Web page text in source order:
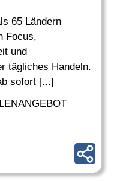
65 Ländern
Focus,
und
tägliches Handeln.
sofort [...]